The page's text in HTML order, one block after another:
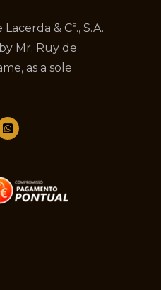
& Cª., S.A.
Mr. Ruy de
as a sole